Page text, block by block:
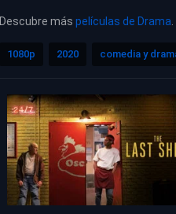
Descubre más películas de Drama
1080p 2020 comedia y